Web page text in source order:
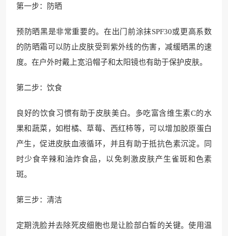
第一步：防晒
预防晒黑是非常重要的。在出门前涂抹SPF30或更高系数
的防晒霜可以防止皮肤受到紫外线的伤害，减缓晒黑的速
度。在户外时戴上宽沿帽子和太阳镜也有助于保护皮肤。
第二步：饮食
良好的饮食习惯有助于皮肤美白。多吃富含维生素C的水
果和蔬菜，如柑橘、草莓、西红柿等，可以增加胶原蛋白
产生，促进皮肤血液循环，并且有助于抵抗色素沉淀。同
时少食辛辣和油炸食品，以免刺激皮肤产生雀斑和色素
斑。
第三步：清洁
定期洗脸并去除死皮细胞也是让脸部白皙的关键。使用温